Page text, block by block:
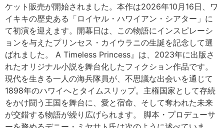
ケット販売が開始されました。本作は2026年10月16日、ワ
イキキの歴史ある「ロイヤル・ハワイアン・シアター」に
て初演を迎えます。開幕日は、この物語にインスピレーシ
ョンを与えたプリンセス・カイウラニの生誕を記念して選
ばれました。 A Timeless Princess』は、2023年に出版さ
れたオリジナル小説を舞台化したフィクション作品です。
現代を生きる一人の海兵隊員が、不思議な出会いを通じて
1898年のハワイへとタイムスリップ。主権国家として存続
をかけ闘う王国を舞台に、愛と宿命、そして奪われた未来
が交錯する物語が繰り広げられます。 脚本・プロデューサ